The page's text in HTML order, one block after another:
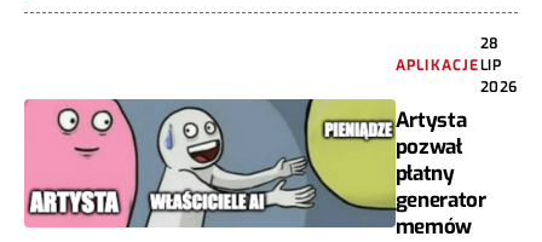
APLIKACJE
28
LIP
2026
Artysta
pozwał
płatny
generator
memów